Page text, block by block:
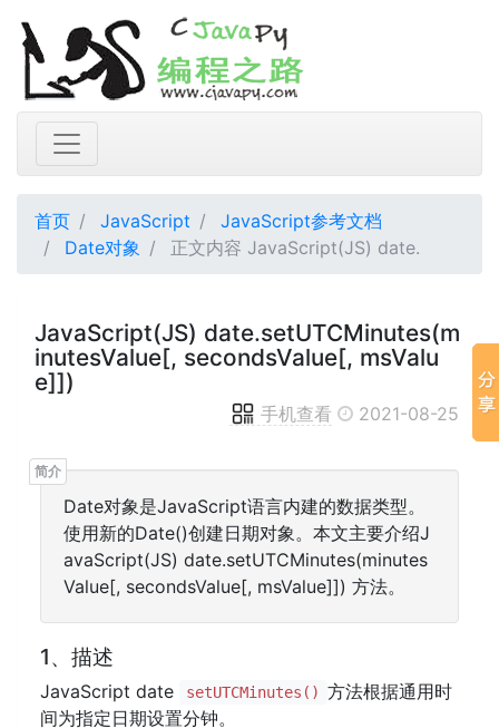
首页 JavaScript
JavaScript参考文档
Date对象
正文内容 JavaScript(JS) date.
JavaScript(JS) date.setUTCMinutes(m
inutesValue[, secondsValue[, msValu
e]])
手机查看 2021-08-25
Date对象是JavaScript语言内建的数据类型。
使用新的Date()创建日期对象。本文主要介绍J
avaScript(JS) date.setUTCMinutes(minutes
Value[, secondsValue[, msValue]]) 方法。
1、描述
JavaScript date setUTCMinutes() 方法根据通用时
间为指定日期设置分钟。